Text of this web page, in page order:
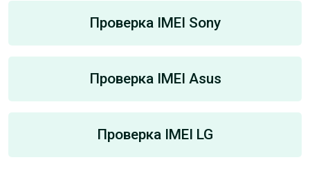
Проверка IMEI Sony
Проверка IMEI Asus
Проверка IMEI LG